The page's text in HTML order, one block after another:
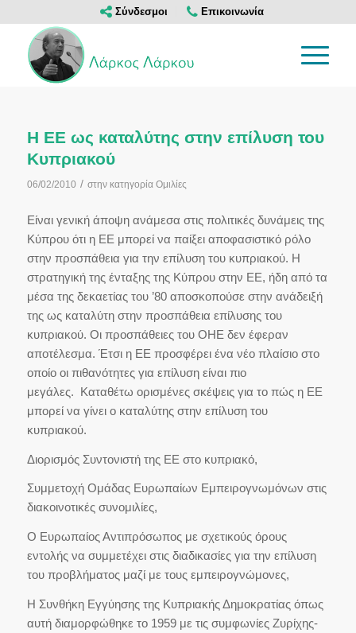
Σύνδεσμοι Επικοινωνία
Η ΕΕ ως καταλύτης στην επίλυση του
Κυπριακού
06/02/2010 / στην κατηγορία Ομιλίες
Είναι γενική άποψη ανάμεσα στις πολιτικές δυνάμεις της
Κύπρου ότι η ΕΕ μπορεί να παίξει αποφασιστικό ρόλο
στην προσπάθεια για την επίλυση του κυπριακού. Η
στρατηγική της ένταξης της Κύπρου στην ΕΕ, ήδη από τα
μέσα της δεκαετίας του ’80 αποσκοπούσε στην ανάδειξή
της ως καταλύτη στην προσπάθεια επίλυσης του
κυπριακού. Οι προσπάθειες του ΟΗΕ δεν έφεραν
αποτέλεσμα. Έτσι η ΕΕ προσφέρει ένα νέο πλαίσιο στο
οποίο οι πιθανότητες για επίλυση είναι πιο
μεγάλες. Καταθέτω ορισμένες σκέψεις για το πώς η ΕΕ
μπορεί να γίνει ο καταλύτης στην επίλυση του
κυπριακού.
Διορισμός Συντονιστή της ΕΕ στο κυπριακό,
Συμμετοχή Ομάδας Ευρωπαίων Εμπειρογνωμόνων στις
διακοινοτικές συνομιλίες,
Ο Ευρωπαίος Αντιπρόσωπος με σχετικούς όρους
εντολής να συμμετέχει στις διαδικασίες για την επίλυση
του προβλήματος μαζί με τους εμπειρογνώμονες,
Η Συνθήκη Εγγύησης της Κυπριακής Δημοκρατίας όπως
αυτή διαμορφώθηκε το 1959 με τις συμφωνίες Ζυρίχης-